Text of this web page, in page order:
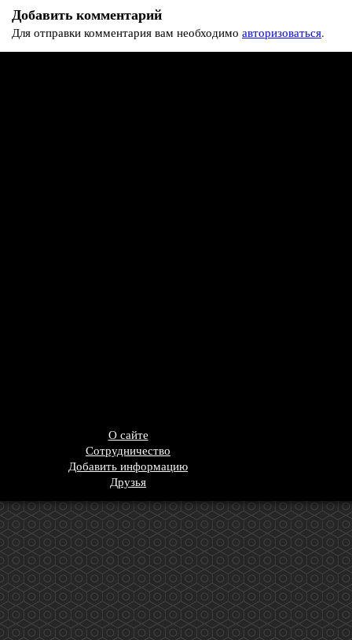
Добавить комментарий
Для отправки комментария вам необходимо авторизоваться.
О сайте
Сотрудничество
Добавить информацию
Друзья